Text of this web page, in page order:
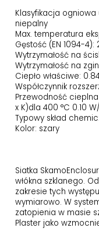
Klasyfikacja ogniowa
niepalny
Max. temperatura
Gęstość (EN 1094-4):
Wytrzymałość na
Wytrzymałość na
Ciepło właściwe:
Współczynnik
Przewodność
x K)dla 400 °C 0.10
Typowy skład
Kolor: szary
Siatka
włókna szklanego.
zakresie tych
wymiarowo. W
zatopienia w masie
Plaster jako